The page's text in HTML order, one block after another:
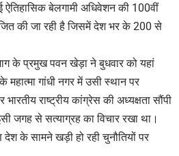
ऐतिहासिक बेलगामी अधिवेशन की 100वीं
की जा रही है जिसमें देश भर के 200 से
के प्रमुख पवन खेड़ा ने बुधवार को यहां
गांधी नगर में उसी स्थान पर
राष्ट्रीय कांग्रेस की अध्यक्षता सौंपी
जगह से सत्याग्रह का विचार रखा था।
देश के सामने खड़ी हो रही चुनौतियों पर